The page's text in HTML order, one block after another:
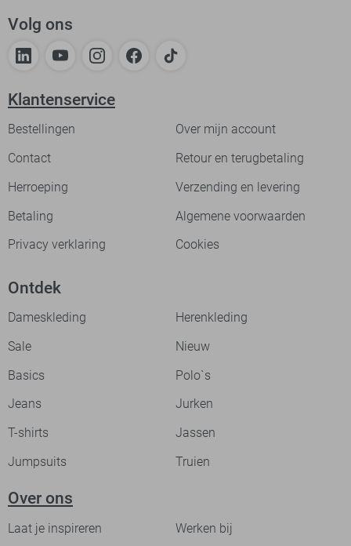
Volg ons
Klantenservice
Bestellingen
Over mijn account
Contact
Retour en terugbetaling
Herroeping
Verzending en levering
Betaling
Algemene voorwaarden
Privacy verklaring
Cookies
Ontdek
Dameskleding
Herenkleding
Sale
Nieuw
Basics
Polo`s
Jeans
Jurken
T-shirts
Jassen
Jumpsuits
Truien
Over ons
Laat je inspireren Werken bij